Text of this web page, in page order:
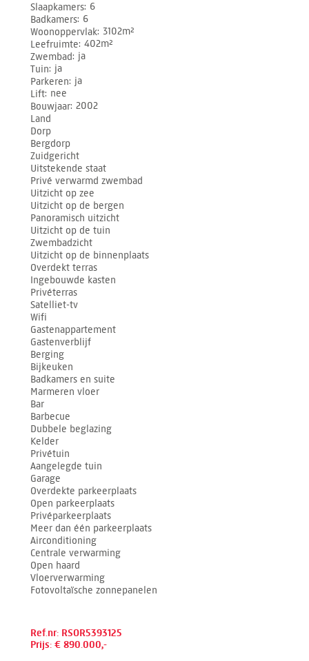
Slaapkamers 6
Badkamers 6
Woonoppervlak 3102m²
Leefruimte 402m²
Zwembad ja
Tuin ja
Parkeren ja
Lift nee
Bouwjaar 2002
Land
Dorp
Bergdorp
Zuidgericht
Uitstekende staat
Privé verwarmd zwembad
Uitzicht op zee
Uitzicht op de bergen
Panoramisch uitzicht
Uitzicht op de tuin
Zwembadzicht
Uitzicht op de binnenplaats
Overdekt terras
Ingebouwde kasten
Privéterras
Satelliet-tv
Wifi
Gastenappartement
Gastenverblijf
Berging
Bijkeuken
Badkamers en suite
Marmeren vloer
Bar
Barbecue
Dubbele beglazing
Kelder
Privétuin
Aangelegde tuin
Garage
Overdekte parkeerplaats
Open parkeerplaats
Privéparkeerplaats
Meer dan één parkeerplaats
Airconditioning
Centrale verwarming
Open haard
Vloerverwarming
Fotovoltaïsche zonnepanelen
Ref.nr: RSOR5393125
Prijs: € 890.000,-